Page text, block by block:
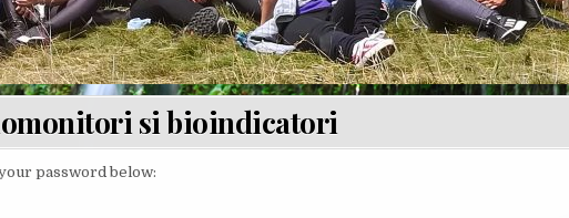
si bioindicatori
password below: